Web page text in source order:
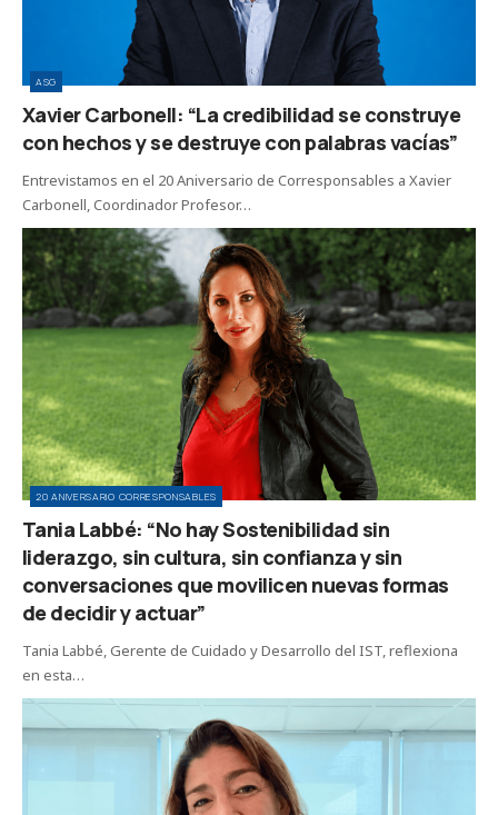
ASG
Xavier Carbonell: “La credibilidad se construye
con hechos y se destruye con palabras vacías”
Entrevistamos en el 20 Aniversario de Corresponsables a Xavier
Carbonell, Coordinador Profesor…
20 ANIVERSARIO CORRESPONSABLES
Tania Labbé: “No hay Sostenibilidad sin
liderazgo, sin cultura, sin confianza y sin
conversaciones que movilicen nuevas formas
de decidir y actuar”
Tania Labbé, Gerente de Cuidado y Desarrollo del IST, reflexiona
en esta…